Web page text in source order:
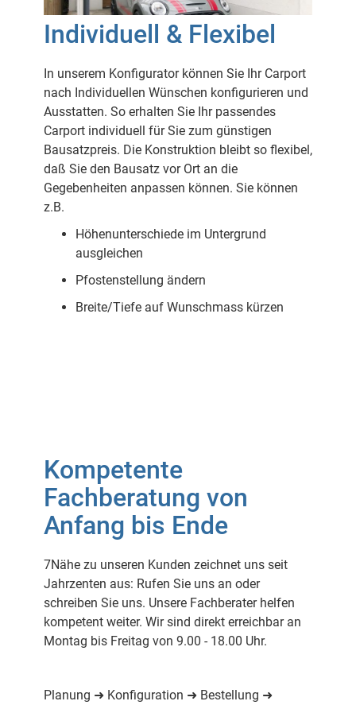
Individuell & Flexibel
In unserem Konfigurator können Sie Ihr Carport
nach Individuellen Wünschen konfigurieren und
Ausstatten. So erhalten Sie Ihr passendes
Carport individuell für Sie zum günstigen
Bausatzpreis. Die Konstruktion bleibt so flexibel,
daß Sie den Bausatz vor Ort an die
Gegebenheiten anpassen können. Sie können
z.B.
Höhenunterschiede im Untergrund
ausgleichen
Pfostenstellung ändern
Breite/Tiefe auf Wunschmass kürzen
Kompetente
Fachberatung von
Anfang bis Ende
7Nähe zu unseren Kunden zeichnet uns seit
Jahrzenten aus: Rufen Sie uns an oder
schreiben Sie uns. Unsere Fachberater helfen
kompetent weiter. Wir sind direkt erreichbar an
Montag bis Freitag von 9.00 - 18.00 Uhr.
Planung ➜ Konfiguration ➜ Bestellung ➜